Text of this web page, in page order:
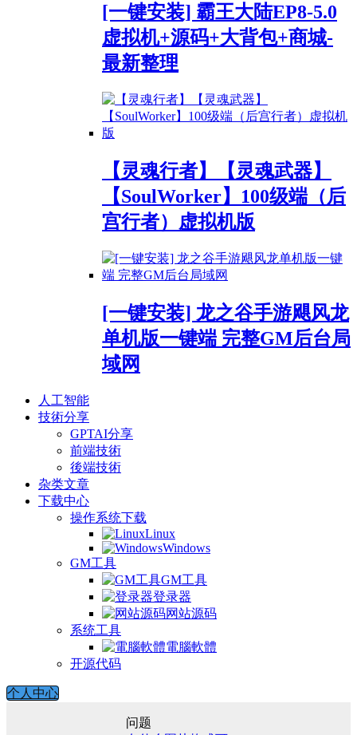
[一键安装] 霸王大陆EP8-5.0
虚拟机+源码+大背包+商城-
最新整理
【灵魂行者】【灵魂武器】
【SoulWorker】100级端（后
宫行者）虚拟机版
[一键安装] 龙之谷手游飓风龙
单机版一键端 完整GM后台局
域网
人工智能
技術分享
GPTAI分享
前端技術
後端技術
杂类文章
下载中心
操作系统下载
Linux
Windows
GM工具
GM工具
登录器
网站源码
系统工具
電腦軟體
开源代码
个人中心
问题